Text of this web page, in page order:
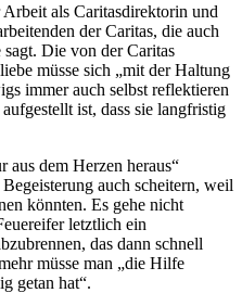
als Caritasdirektorin und
der Caritas, die auch
Die von der Caritas
müsse sich „mit der Haltung
immer auch selbst reflektieren
ist, dass sie langfristig
aus dem Herzen heraus“
auch scheitern, weil
könnten. Es gehe nicht
letztlich ein
das dann schnell
müsse man „die Hilfe
getan hat“.